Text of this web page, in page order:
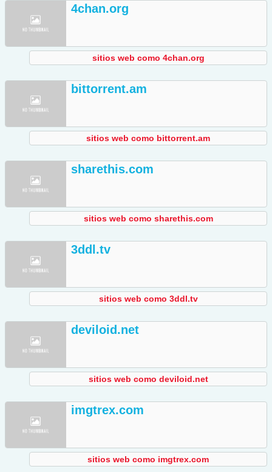
4chan.org
sitios web como 4chan.org
bittorrent.am
sitios web como bittorrent.am
sharethis.com
sitios web como sharethis.com
3ddl.tv
sitios web como 3ddl.tv
deviloid.net
sitios web como deviloid.net
imgtrex.com
sitios web como imgtrex.com